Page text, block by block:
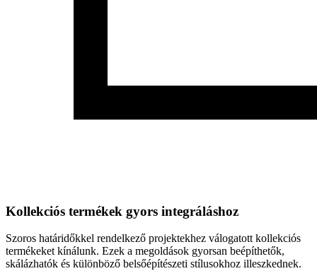
Kollekciós termékek gyors integráláshoz
Szoros határidőkkel rendelkező projektekhez válogatott kollekciós
termékeket kínálunk. Ezek a megoldások gyorsan beépíthetők,
skálázhatók és különböző belsőépítészeti stílusokhoz illeszkednek.